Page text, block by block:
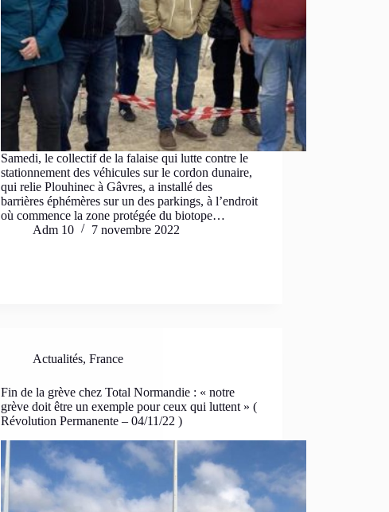
Samedi, le collectif de la falaise qui lutte contre le
stationnement des véhicules sur le cordon dunaire,
qui relie Plouhinec à Gâvres, a installé des
barrières éphémères sur un des parkings, à l’endroit
où commence la zone protégée du biotope…
Adm 10
7 novembre 2022
Actualités,France
Fin de la grève chez Total Normandie : « notre
grève doit être un exemple pour ceux qui luttent » (
Révolution Permanente – 04/11/22 )